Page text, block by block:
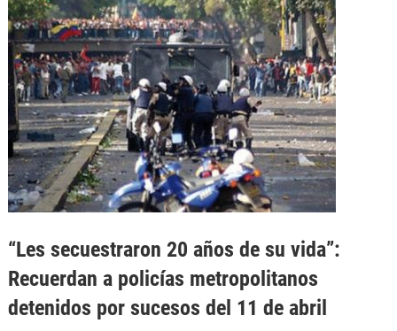
“Les secuestraron 20 años de su vida”:
Recuerdan a policías metropolitanos
detenidos por sucesos del 11 de abril